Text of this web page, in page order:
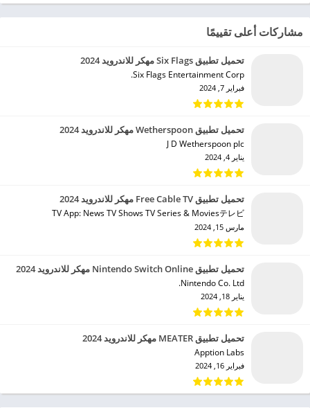
مشاركات أعلى تقييمًا
تحميل تطبيق Six Flags مهكر للاندرويد 2024
Six Flags Entertainment Corp.‏
فبراير 7, 2024
تحميل تطبيق Wetherspoon مهكر للاندرويد 2024
J D Wetherspoon plc‏
يناير 4, 2024
تحميل تطبيق Free Cable TV مهكر للاندرويد 2024
TV App: News TV Shows TV Series & Moviesテレビ‏
مارس 15, 2024
تحميل تطبيق Nintendo Switch Online مهكر للاندرويد 2024
Nintendo Co. Ltd.‏
يناير 18, 2024
تحميل تطبيق MEATER مهكر للاندرويد 2024
Apption Labs‏
فبراير 16, 2024